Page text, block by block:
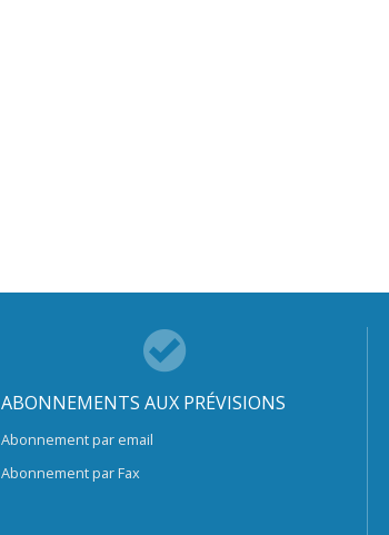
ABONNEMENTS AUX PRÉVISIONS
Abonnement par email
Abonnement par Fax